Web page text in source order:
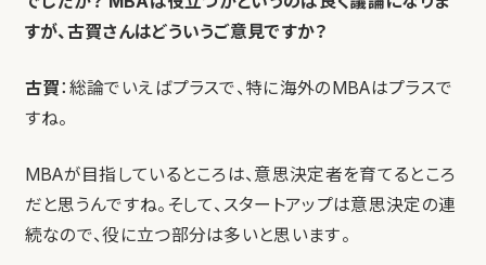
すが、古賀さんはどういうご意見ですか？
古賀：総論でいえばプラスで、特に海外のMBAはプラスで
すね。
MBAが目指しているところは、意思決定者を育てるところ
だと思うんですね。そして、スタートアップは意思決定の連
続なので、役に立つ部分は多いと思います。